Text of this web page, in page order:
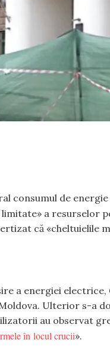
consumul de
a resurselor
că «cheltuielile
a energiei electrice,
Ulterior s-a
au observat
în locul crucii».